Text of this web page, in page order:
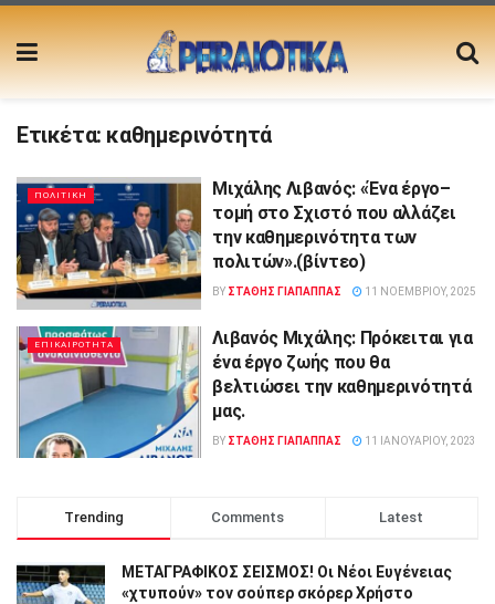
Ετικέτα: καθημερινότητά
ΠΟΛΙΤΙΚΗ
Μιχάλης Λιβανός: «Ένα έργο–
τομή στο Σχιστό που αλλάζει
την καθημερινότητα των
πολιτών».(βίντεο)
BY ΣΤΑΘΗΣ ΓΊΑΠΑΠΠΑΣ 11 ΝΟΕΜΒΡΊΟΥ, 2025
ΕΠΙΚΑΙΡΟΤΗΤΑ
Λιβανός Μιχάλης: Πρόκειται για
ένα έργο ζωής που θα
βελτιώσει την καθημερινότητά
μας.
BY ΣΤΑΘΗΣ ΓΊΑΠΑΠΠΑΣ 11 ΙΑΝΟΥΑΡΊΟΥ, 2023
Trending Comments Latest
ΜΕΤΑΓΡΑΦΙΚΟΣ ΣΕΙΣΜΟΣ! Οι Νέοι Ευγένειας
«χτυπούν» τον σούπερ σκόρερ Χρήστο